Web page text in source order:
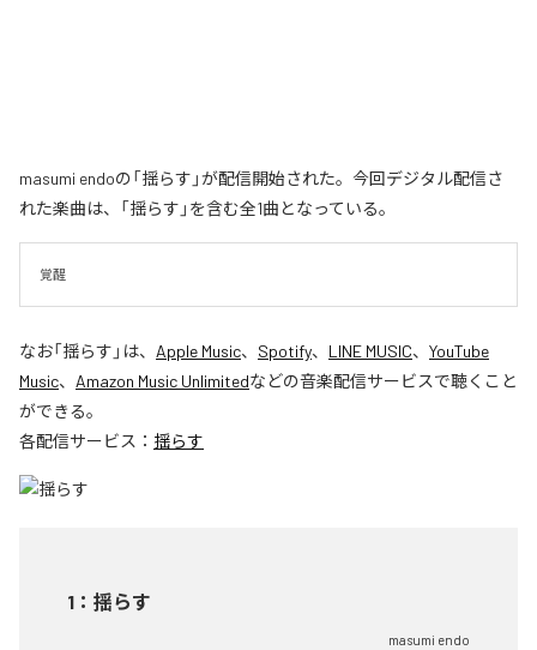
masumi endoの「揺らす」が配信開始された。今回デジタル配信さ
れた楽曲は、「揺らす」を含む全1曲となっている。
覚醒
なお「揺らす 」は、 Apple Music、 Spotify、 LINE MUSIC、 YouTube
Music、 Amazon Music Unlimitedなどの音楽配信サービスで聴くこと
ができる。
各配信サービス： 揺らす
1 ： 揺らす
masumi endo